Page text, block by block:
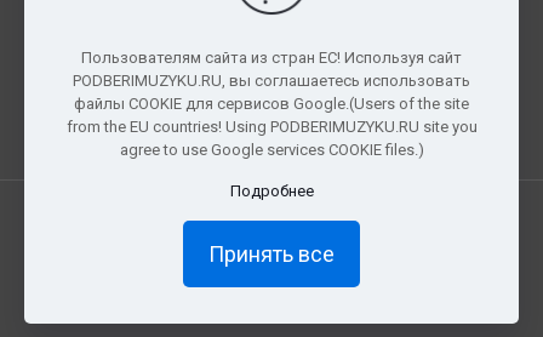
г. Москва, Московская область, Центральный
федеральный округ, РФ, Россия
Все права защищены. © 2026 PODBERIMUZYKU.RU
Пользователям сайта из стран ЕС! Используя сайт
PODBERIMUZYKU.RU, вы соглашаетесь использовать
файлы COOKIE для сервисов Google.(Users of the site
from the EU countries! Using PODBERIMUZYKU.RU site you
agree to use Google services COOKIE files.)
Подробнее
Принять все